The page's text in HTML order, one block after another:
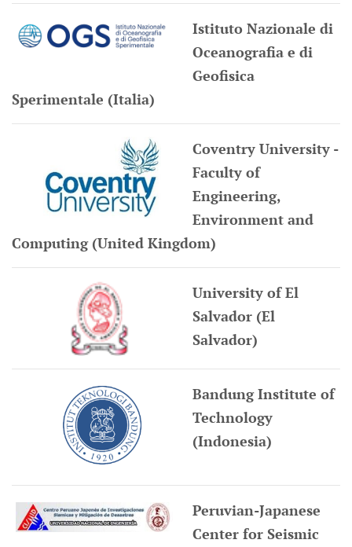
Istituto Nazionale di
Oceanografia e di
Geofisica
Sperimentale (Italia)
Coventry University -
Faculty of
Engineering,
Environment and
Computing (United Kingdom)
University of El
Salvador (El
Salvador)
Bandung Institute of
Technology
(Indonesia)
Peruvian-Japanese
Center for Seismic